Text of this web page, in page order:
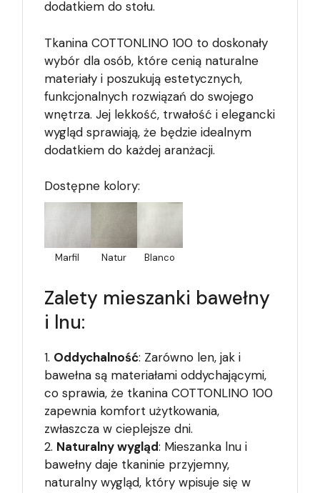
dodatkiem do stołu.
Tkanina COTTONLINO 100 to doskonały
wybór dla osób, które cenią naturalne
materiały i poszukują estetycznych,
funkcjonalnych rozwiązań do swojego
wnętrza. Jej lekkość, trwałość i elegancki
wygląd sprawiają, że będzie idealnym
dodatkiem do każdej aranżacji.
Dostępne kolory:
Marfil Natur Blanco
Zalety mieszanki bawełny
i lnu:
Oddychalność: Zarówno len, jak i
bawełna są materiałami oddychającymi,
co sprawia, że tkanina COTTONLINO 100
zapewnia komfort użytkowania,
zwłaszcza w cieplejsze dni.
Naturalny wygląd: Mieszanka lnu i
bawełny daje tkaninie przyjemny,
naturalny wygląd, który wpisuje się w